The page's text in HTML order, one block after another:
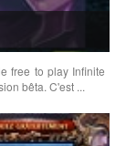
free to play Infinite
bêta. C'est ...